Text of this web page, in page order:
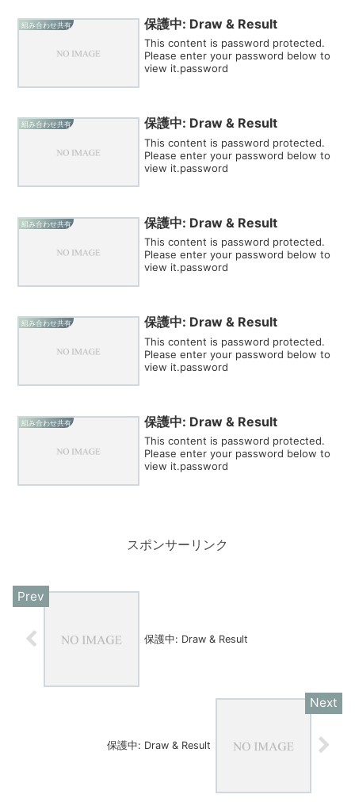
組み合わせ共有 保護中: Draw & Result
This content is password protected.
Please enter your password below to
view it.password
組み合わせ共有 保護中: Draw & Result
This content is password protected.
Please enter your password below to
view it.password
組み合わせ共有 保護中: Draw & Result
This content is password protected.
Please enter your password below to
view it.password
組み合わせ共有 保護中: Draw & Result
This content is password protected.
Please enter your password below to
view it.password
組み合わせ共有 保護中: Draw & Result
This content is password protected.
Please enter your password below to
view it.password
スポンサーリンク
保護中: Draw & Result
保護中: Draw & Result